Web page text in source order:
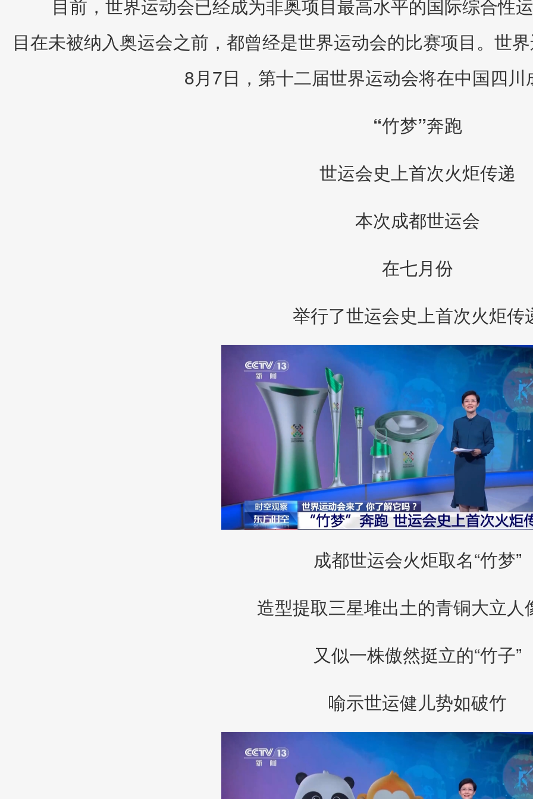
目前，世界运动会已经成为非奥项目最高水平的国际综合性
目在未被纳入奥运会之前，都曾经是世界运动会的比赛项目。世
8月7日，第十二届世界运动会将在中国四川
“竹梦”奔跑
世运会史上首次火炬传递
本次成都世运会
在七月份
举行了世运会史上首次火炬传
成都世运会火炬取名“竹梦”
造型提取三星堆出土的青铜大立人
又似一株傲然挺立的“竹子”
喻示世运健儿势如破竹